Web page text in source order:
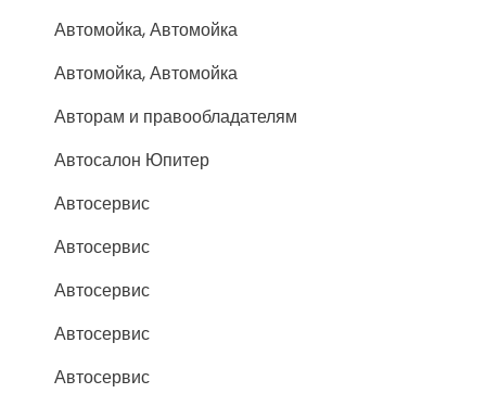
Автомойка, Автомойка
Автомойка, Автомойка
Авторам и правообладателям
Автосалон Юпитер
Автосервис
Автосервис
Автосервис
Автосервис
Автосервис